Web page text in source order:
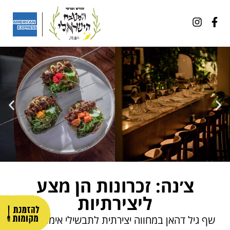
צ׳נה: זכרונות הן מצע
ליצירתיות
שף גיל דהאן במחווה יצירתית לתבשילי אימו וסבותיו